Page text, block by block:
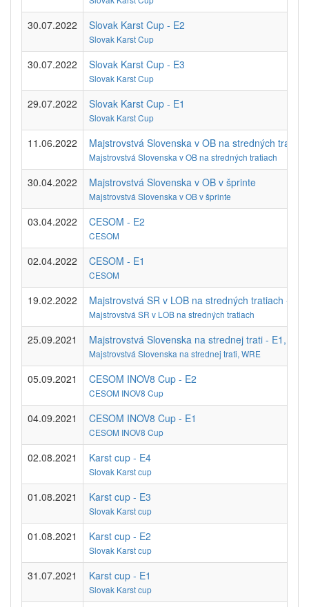
30.07.2022 Slovak Karst Cup - E2
Slovak Karst Cup
30.07.2022 Slovak Karst Cup - E3
Slovak Karst Cup
29.07.2022 Slovak Karst Cup - E1
Slovak Karst Cup
11.06.2022 Majstrovstvá Slovenska v OB na stredných
Majstrovstvá Slovenska v OB na stredných tratiach
30.04.2022 Majstrovstvá Slovenska v OB v šprinte
Majstrovstvá Slovenska v OB v šprinte
03.04.2022 CESOM - E2
CESOM
02.04.2022 CESOM - E1
CESOM
19.02.2022 Majstrovstvá SR v LOB na stredných tratiach - E1
Majstrovstvá SR v LOB na stredných tratiach
25.09.2021 Majstrovstvá Slovenska na strednej trati - E1,
Majstrovstvá Slovenska na strednej trati, WRE
05.09.2021 CESOM INOV8 Cup - E2
CESOM INOV8 Cup
04.09.2021 CESOM INOV8 Cup - E1
CESOM INOV8 Cup
02.08.2021 Karst cup - E4
Slovak Karst cup
01.08.2021 Karst cup - E3
Slovak Karst cup
01.08.2021 Karst cup - E2
Slovak Karst cup
31.07.2021 Karst cup - E1
Slovak Karst cup